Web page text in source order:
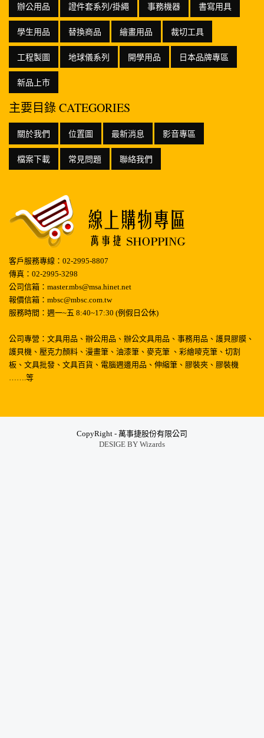
辦公用品 證件套系列/掛繩 事務機器 書寫用具
學生用品 替換商品 繪畫用品 裁切工具
工程製圖 地球儀系列 開學用品 日本品牌專區
新品上市
主要目錄 CATEGORIES
關於我們 位置圖 最新消息 影音專區
檔案下載 常見問題 聯絡我們
客戶服務專線：02-2995-8807
傳真：02-2995-3298
公司信箱：master.mbs@msa.hinet.net
報價信箱：mbsc@mbsc.com.tw
服務時間：週一~五 8:40~17:30 (例假日公休)
公司專營：文具用品、辦公用品、辦公文具用品、事務用品、護貝膠膜、
護貝機、壓克力顏料、漫畫筆、油漆筆、麥克筆 、彩繪嘜克筆、切割
板、文具批發、文具百貨、電腦週邊用品、伸縮筆、膠裝夾、膠裝機
…….等
CopyRight - 萬事捷股份有限公司
DESIGE BY Wizards